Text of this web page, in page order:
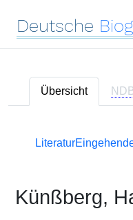
Deutsche
Übersicht
Literatur
Künßberg,